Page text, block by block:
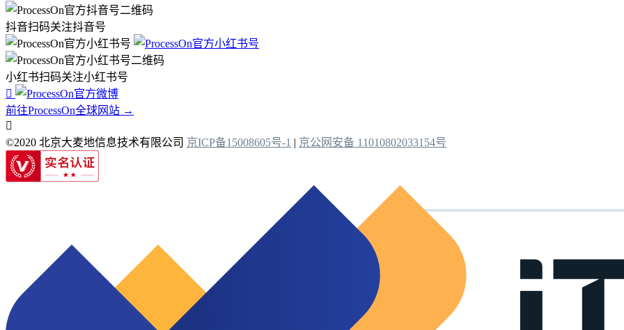
抖音扫码关注抖音号
小红书扫码关注小红书号

前往ProcessOn全球网站 →

©2020 北京大麦地信息技术有限公司 京ICP备15008605号-1 | 京公网安备 11010802033154号